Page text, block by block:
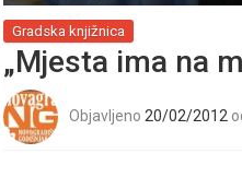
Gradska knjižnica
„Mjesta ima na
Objavljeno 20/02/2012